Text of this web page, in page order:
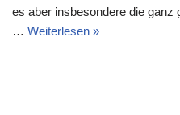
es aber insbesondere die ganz
… Weiterlesen »